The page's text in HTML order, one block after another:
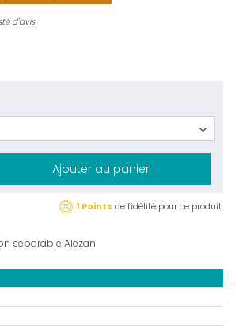
d'avis
Ajouter au panier
1 Points de fidélité pour ce produit.
séparable Alezan